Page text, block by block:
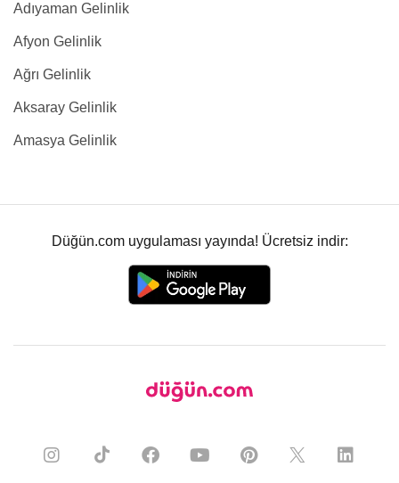
Adıyaman Gelinlik
Afyon Gelinlik
Ağrı Gelinlik
Aksaray Gelinlik
Amasya Gelinlik
Düğün.com uygulaması yayında! Ücretsiz indir: